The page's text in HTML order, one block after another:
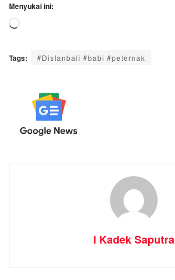
Menyukai ini:
Memuat...
Tags: #Distanbali #babi #peternak
I Kadek Saputra